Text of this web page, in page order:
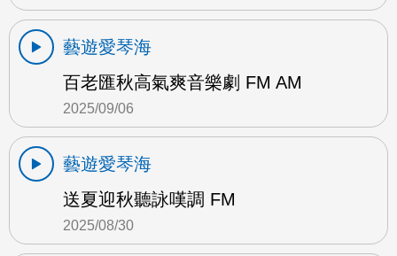
藝遊愛琴海
百老匯秋高氣爽音樂劇 FM AM
2025/09/06
藝遊愛琴海
送夏迎秋聽詠嘆調 FM
2025/08/30